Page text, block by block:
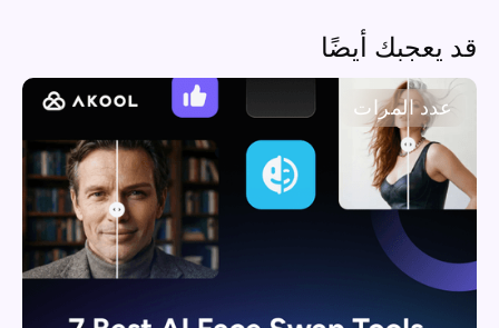
قد يعجبك أيضًا
عدد المرات